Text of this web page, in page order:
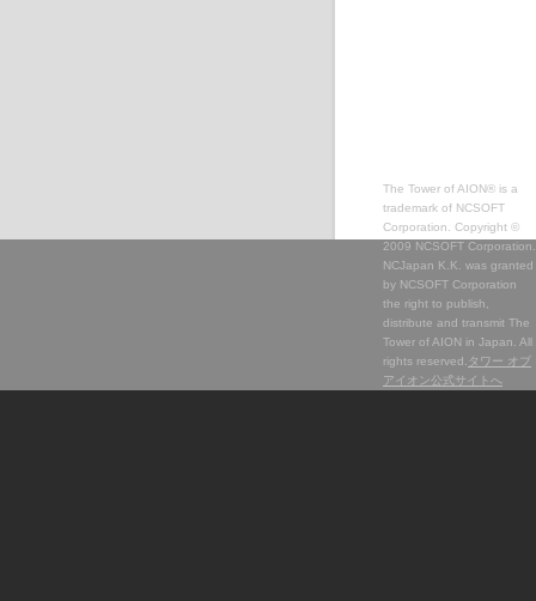
The Tower of AION® is a
trademark of NCSOFT
Corporation. Copyright ©
2009 NCSOFT Corporation.
NCJapan K.K. was granted
by NCSOFT Corporation
the right to publish,
distribute and transmit The
Tower of AION in Japan. All
rights reserved. タワー オブ
アイオン公式サイトへ